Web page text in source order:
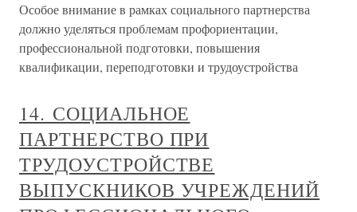
Особое внимание в рамках социального партнерства
должно уделяться проблемам профориентации,
профессиональной подготовки, повышения
квалификации, переподготовки и трудоустройства
14. СОЦИАЛЬНОЕ
ПАРТНЕРСТВО ПРИ
ТРУДОУСТРОЙСТВЕ
ВЫПУСКНИКОВ УЧРЕЖДЕНИЙ